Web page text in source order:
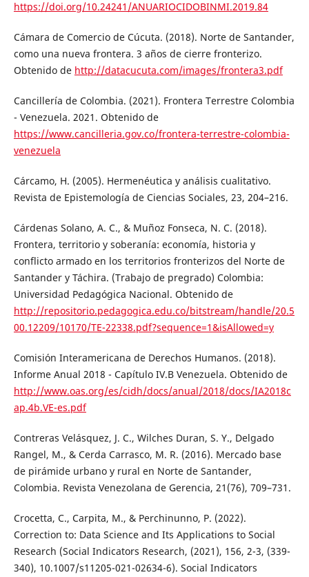
https://doi.org/10.24241/ANUARIOCIDOBINMI.2019.84
Cámara de Comercio de Cúcuta. (2018). Norte de Santander,
como una nueva frontera. 3 años de cierre fronterizo.
Obtenido de http://datacucuta.com/images/frontera3.pdf
Cancillería de Colombia. (2021). Frontera Terrestre Colombia
- Venezuela. 2021. Obtenido de
https://www.cancilleria.gov.co/frontera-terrestre-colombia-
venezuela
Cárcamo, H. (2005). Hermenéutica y análisis cualitativo.
Revista de Epistemología de Ciencias Sociales, 23, 204–216.
Cárdenas Solano, A. C., & Muñoz Fonseca, N. C. (2018).
Frontera, territorio y soberanía: economía, historia y
conflicto armado en los territorios fronterizos del Norte de
Santander y Táchira. (Trabajo de pregrado) Colombia:
Universidad Pedagógica Nacional. Obtenido de
http://repositorio.pedagogica.edu.co/bitstream/handle/20.5
00.12209/10170/TE-22338.pdf?sequence=1&isAllowed=y
Comisión Interamericana de Derechos Humanos. (2018).
Informe Anual 2018 - Capítulo IV.B Venezuela. Obtenido de
http://www.oas.org/es/cidh/docs/anual/2018/docs/IA2018c
ap.4b.VE-es.pdf
Contreras Velásquez, J. C., Wilches Duran, S. Y., Delgado
Rangel, M., & Cerda Carrasco, M. R. (2016). Mercado base
de pirámide urbano y rural en Norte de Santander,
Colombia. Revista Venezolana de Gerencia, 21(76), 709–731.
Crocetta, C., Carpita, M., & Perchinunno, P. (2022).
Correction to: Data Science and Its Applications to Social
Research (Social Indicators Research, (2021), 156, 2-3, (339-
340), 10.1007/s11205-021-02634-6). Social Indicators